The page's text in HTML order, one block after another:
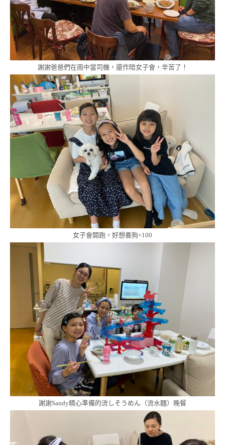
謝謝爸爸們在雨中當司機，還作陪女子會，辛苦了！
女子會開跑，好想養狗+100
謝謝Sandy精心準備的流しそうめん（流水麵）晚餐